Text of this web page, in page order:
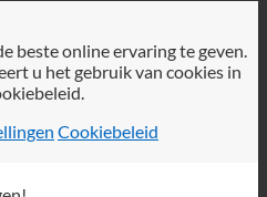
kan deze informatie in uw
in de vorm van cookies.
Services.